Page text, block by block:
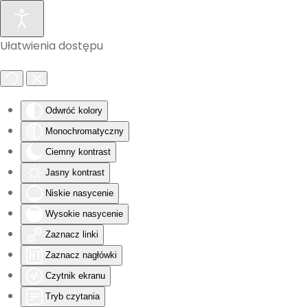
Ułatwienia dostępu
Odwróć kolory
Monochromatyczny
Ciemny kontrast
Jasny kontrast
Niskie nasycenie
Wysokie nasycenie
Zaznacz linki
Zaznacz nagłówki
Czytnik ekranu
Tryb czytania
Skip to main content